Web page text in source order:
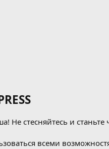
стесняйтесь и станьте
всеми